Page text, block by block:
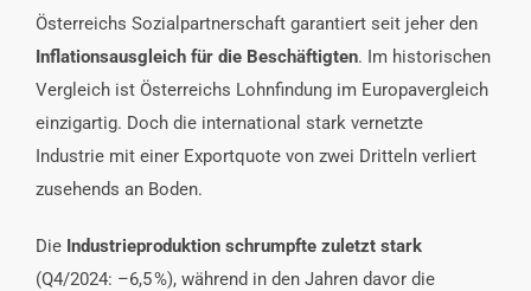
Österreichs Sozialpartnerschaft garantiert seit jeher den
Inflationsausgleich für die Beschäftigten. Im historischen
Vergleich ist Österreichs Lohnfindung im Europavergleich
einzigartig. Doch die international stark vernetzte
Industrie mit einer Exportquote von zwei Dritteln verliert
zusehends an Boden.
Die Industrieproduktion schrumpfte zuletzt stark
(Q4/2024: –6,5 %), während in den Jahren davor die